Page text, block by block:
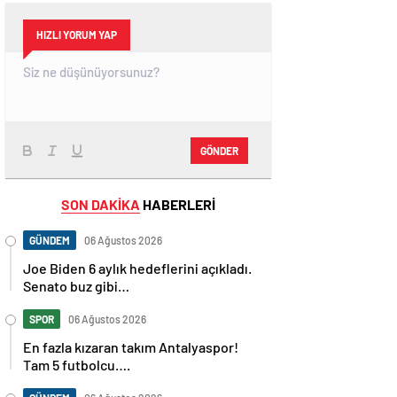
HIZLI YORUM YAP
GÖNDER
SON DAKİKA HABERLERİ
GÜNDEM 06 Ağustos 2026
Joe Biden 6 aylık hedeflerini açıkladı.
Senato buz gibi…
SPOR 06 Ağustos 2026
En fazla kızaran takım Antalyaspor!
Tam 5 futbolcu….